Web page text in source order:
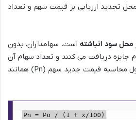
محل تجدید ارزیابی بر قیمت سهم و تعداد
محل سود انباشته است. سهامداران، بدون
جایزه دریافت می کنند و تعداد سهام آن
ها افزایش می یابد. فرمول محاسبه قیمت جدید سهم (Pn) همانند
Pn = Po / (1 + x/100)